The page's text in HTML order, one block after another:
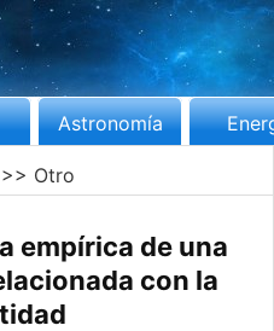
Astronomía
Otro
empírica de una
con la